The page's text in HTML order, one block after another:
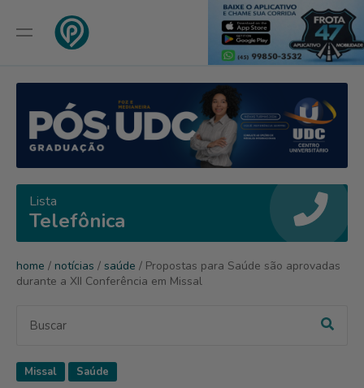
Lista
Telefônica
home / notícias / saúde / Propostas para Saúde são aprovadas
durante a XII Conferência em Missal
Missal Saúde